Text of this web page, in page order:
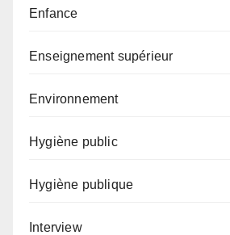
Enfance
Enseignement supérieur
Environnement
Hygiène public
Hygiène publique
Interview